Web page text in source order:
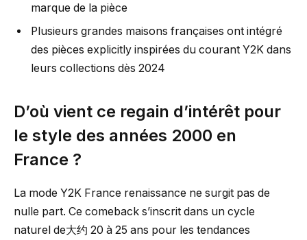
marque de la pièce
Plusieurs grandes maisons françaises ont intégré
des pièces explicitly inspirées du courant Y2K dans
leurs collections dès 2024
D’où vient ce regain d’intérêt pour
le style des années 2000 en
France ?
La mode Y2K France renaissance ne surgit pas de
nulle part. Ce comeback s’inscrit dans un cycle
naturel de大约 20 à 25 ans pour les tendances